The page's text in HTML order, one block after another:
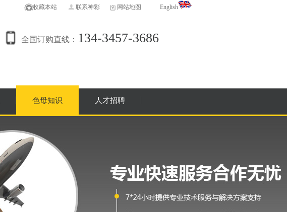
收藏本站 联系神彩 网站地图 English
全国订购直线： 134-3457-3686
色母知识 人才招聘